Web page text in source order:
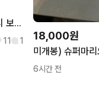
(미개봉) 슈퍼마리오 요시 보냉백&아이스팩
11 1 18,000원
6시간 전